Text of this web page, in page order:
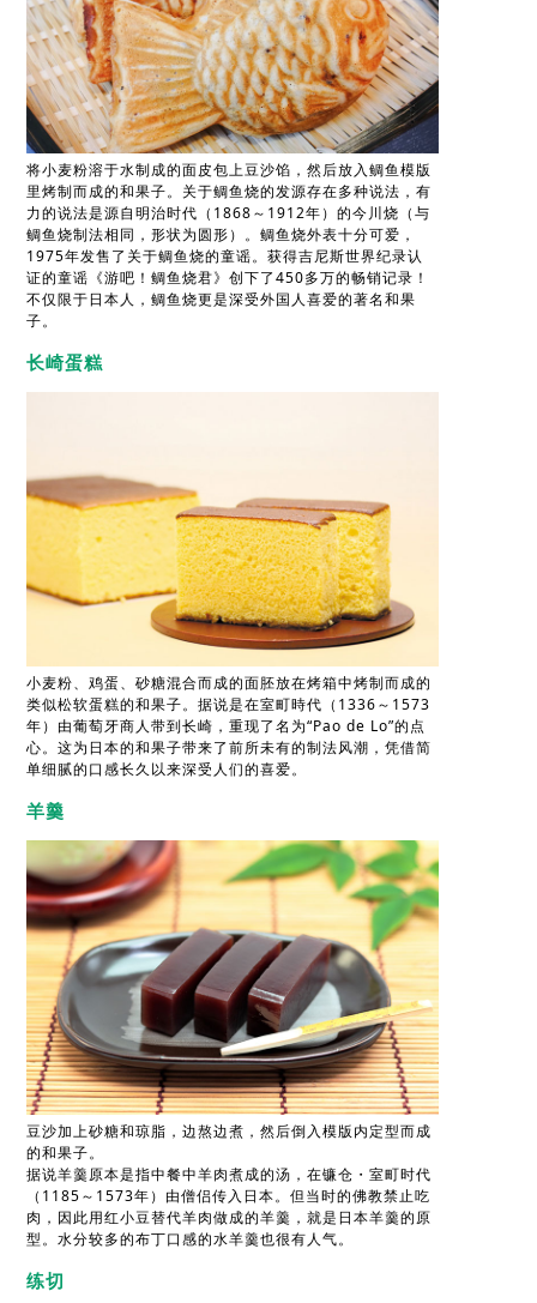
将小麦粉溶于水制成的面皮包上豆沙馅，然后放入鲷鱼模版
里烤制而成的和果子。关于鲷鱼烧的发源存在多种说法，有
力的说法是源自明治时代（1868～1912年）的今川烧（与
鲷鱼烧制法相同，形状为圆形）。鲷鱼烧外表十分可爱，
1975年发售了关于鲷鱼烧的童谣。获得吉尼斯世界纪录认
证的童谣《游吧！鲷鱼烧君》创下了450多万的畅销记录！
不仅限于日本人，鲷鱼烧更是深受外国人喜爱的著名和果
子。
长崎蛋糕
小麦粉、鸡蛋、砂糖混合而成的面胚放在烤箱中烤制而成的
类似松软蛋糕的和果子。据说是在室町時代（1336～1573
年）由葡萄牙商人带到长崎，重现了名为“Pao de Lo”的点
心。这为日本的和果子带来了前所未有的制法风潮，凭借简
单细腻的口感长久以来深受人们的喜爱。
羊羹
豆沙加上砂糖和琼脂，边熬边煮，然后倒入模版内定型而成
的和果子。
据说羊羹原本是指中餐中羊肉煮成的汤，在镰仓・室町时代
（1185～1573年）由僧侣传入日本。但当时的佛教禁止吃
肉，因此用红小豆替代羊肉做成的羊羹，就是日本羊羹的原
型。水分较多的布丁口感的水羊羹也很有人气。
练切